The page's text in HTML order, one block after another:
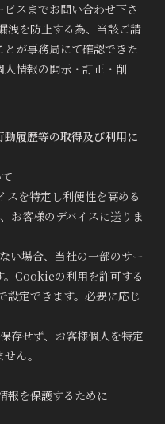
スまでお問い合わせ下さ
洩を防止する為、当該ご請
が事務局にて確認できた
情報の開示・訂正・削
履歴等の取得及び利用に
スを特定し利便性を高める
お客様のデバイスに送りま
い場合、当社の一部のサー
。Cookieの利用を許可する
設定できます。必要に応じ
存せず、お客様個人を特定
ん。
報を保護するために